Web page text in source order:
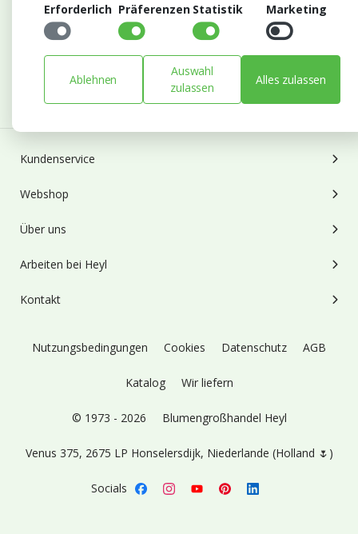
Bleiben Sie auf dem Laufenden mit Neuigkeiten und
Entwicklungen von Blumengroßhandel Heyl
Abonnieren
Kundenservice
Webshop
Über uns
Arbeiten bei Heyl
Kontakt
Nutzungsbedingungen Cookies Datenschutz AGB
Katalog Wir liefern
© 1973 - 2026 Blumengroßhandel Heyl
Venus 375, 2675 LP Honselersdijk, Niederlande (Holland 🌷)
Socials
Erforderlich Präferenzen Statistik Marketing
Ablehnen
Auswahl
zulassen
Alles zulassen